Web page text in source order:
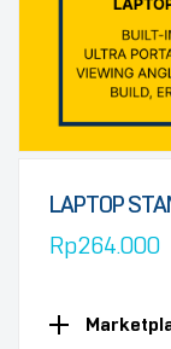
LAPTOP
Rp264.000